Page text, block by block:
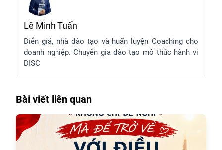
Lê Minh Tuấn
Diễn giả, nhà đào tạo và huấn luyện Coaching cho
doanh nghiệp. Chuyên gia đào tạo mô thức hành vi
DISC
Bài viết liên quan